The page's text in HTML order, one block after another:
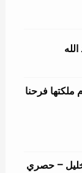
فرحنا
– حصري